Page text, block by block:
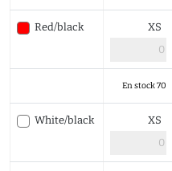
Red/black XS
En stock 70
White/black XS